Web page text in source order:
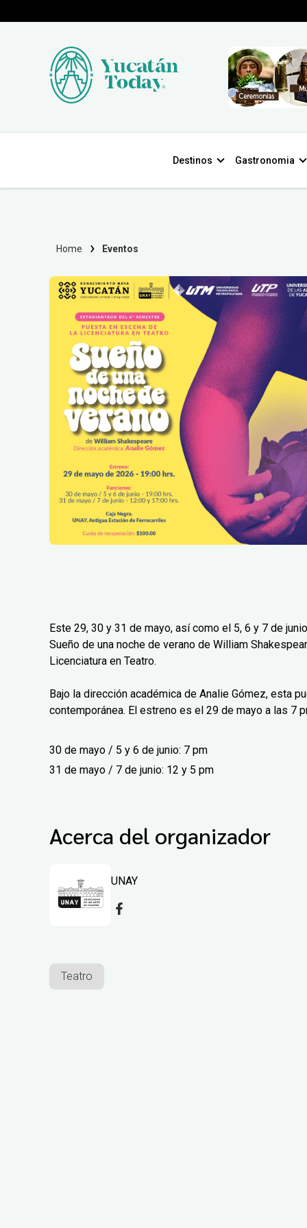
Destinos Gastronomia
Home Eventos
Este 29, 30 y 31 de mayo, así como el 5, 6 y 7 de
Sueño de una noche de verano de William
Licenciatura en Teatro.
Bajo la dirección académica de Analie Gómez, esta
contemporánea. El estreno es el 29 de mayo a las 7
30 de mayo / 5 y 6 de junio: 7 pm
31 de mayo / 7 de junio: 12 y 5 pm
Acerca del organizador
UNAY
Teatro